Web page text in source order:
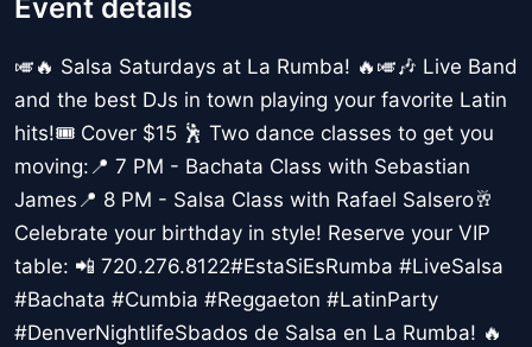
Event details
🎺🔥 Salsa Saturdays at La Rumba! 🔥🎺🎶 Live Band
and the best DJs in town playing your favorite Latin
hits!🎟️ Cover $15 🕺 Two dance classes to get you
moving:📍 7 PM - Bachata Class with Sebastian
James📍 8 PM - Salsa Class with Rafael Salsero🥂
Celebrate your birthday in style! Reserve your VIP
table: 📲 720.276.8122#EstaSiEsRumba #LiveSalsa
#Bachata #Cumbia #Reggaeton #LatinParty
#DenverNightlifeSbados de Salsa en La Rumba! 🔥